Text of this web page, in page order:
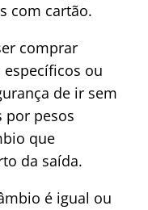
com cartão.
comprar
específicos ou
de ir sem
por pesos
que
da saída.
é igual ou